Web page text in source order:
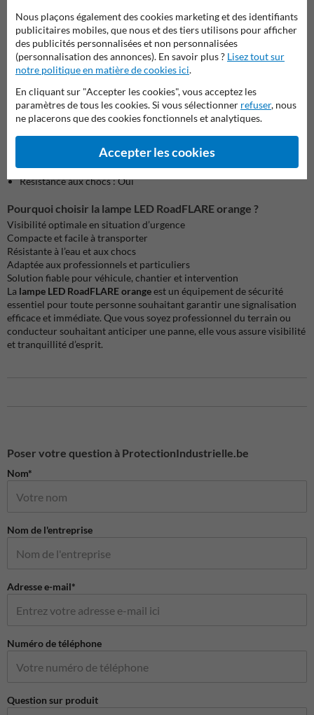
Sa structure compacte lui permet d’être facilement transportée dans
un véhicule, une camionnette d’intervention ou une trousse de
sécurité.
Spécifications techniques
Diamètre : 10,8 cm
Hauteur : 3,5 cm
Poids : 290 g
9 modes d’éclairage
Étanchéité : 100 %
Résistance aux chocs : Oui
Pourquoi choisir la lampe LED RoadFLARE orange ?
Visibilité optimale en situation d’urgence
Compacte et facile à transporter
Résistante à l’eau et aux chocs
Adaptée aux professionnels et particuliers
Solution fiable pour véhicule, chantier et intervention
La lampe LED RoadFLARE orangeest un équipement de sécurité
essentiel pour toute personne souhaitant garantir une signalisation
efficace et immédiate. Que vous soyez professionnel du terrain ou
conducteur souhaitant anticiper une panne, elle vous assure visibilité
et tranquillité d’esprit.
Poser votre question à ProtectionIndustrielle.be
Nom*
Nom de l'entreprise
Adresse e-mail*
Numéro de téléphone
Question sur produit
Nous plaçons également des cookies marketing et des identifiants
publicitaires mobiles, que nous et des tiers utilisons pour afficher
des publicités personnalisées et non personnalisées
(personnalisation des annonces). En savoir plus ? Lisez tout sur
notre politique en matière de cookies ici.
En cliquant sur "Accepter les cookies", vous acceptez les
paramètres de tous les cookies. Si vous sélectionner refuser, nous
ne placerons que des cookies fonctionnels et analytiques.
Accepter les cookies